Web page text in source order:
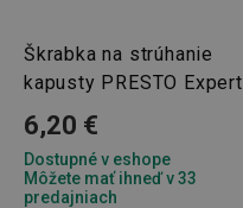
Škrabka na strúhanie
kapusty PRESTO Expert
6,20 €
Dostupné v eshope
Môžete mať ihneď v 33
predajniach